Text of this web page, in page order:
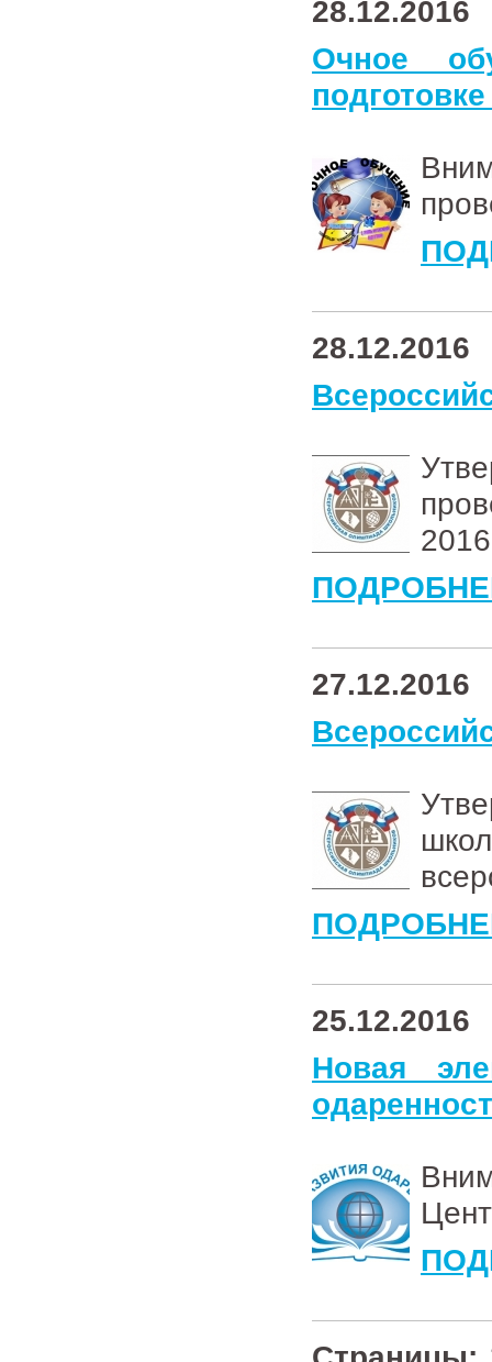
28.12.2016
Очное
28.12.2016
27.12.2016
25.12.2016
Новая